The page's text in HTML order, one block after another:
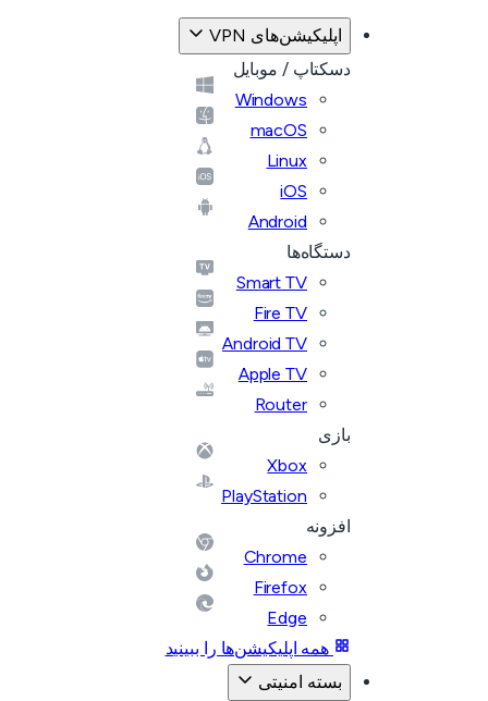
اپلیکیشن‌های VPN
دسکتاپ / موبایل
Windows
macOS
Linux
iOS
Android
دستگاه‌ها
Smart TV
Fire TV
Android TV
Apple TV
Router
بازی
Xbox
PlayStation
افزونه
Chrome
Firefox
Edge
همه اپلیکیشن‌ها را ببینید
بسته امنیتی